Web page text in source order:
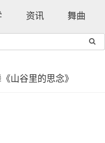
资讯 舞曲
山谷里的思念》